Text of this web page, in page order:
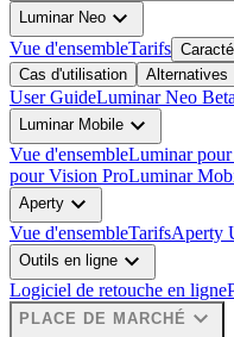
Luminar Neo expand_more
Vue d'ensembleTarifs
Cas d'utilisation
Alternatives
User GuideLuminar Neo Beta
Luminar Mobile expand_more
Vue d'ensembleLuminar pour
pour Vision ProLuminar
Aperty expand_more
Vue d'ensembleTarifsAperty
Outils en ligne expand_more
Logiciel de retouche en ligne
PLACE DE MARCHÉ expand_more